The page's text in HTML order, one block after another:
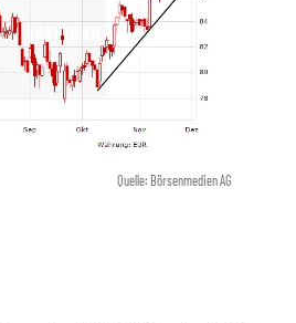
Quelle: Börsenmedien AG